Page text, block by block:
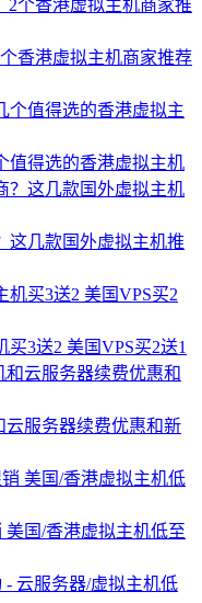
香港虚拟主机商家推荐
值得选的香港虚拟主机
这几款国外虚拟主机推
3送2 美国VPS买2送1
云服务器续费优惠和新
美国/香港虚拟主机低至